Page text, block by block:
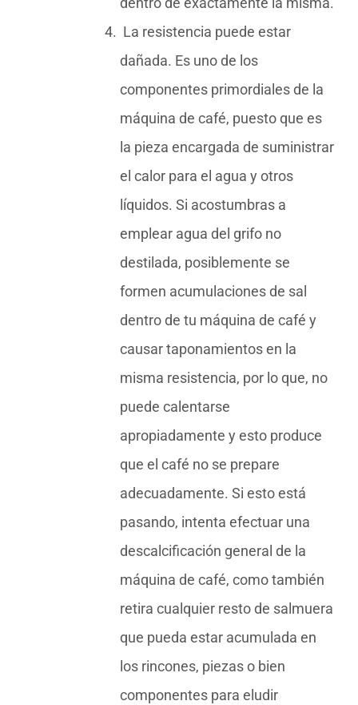
La resistencia puede estar
dañada. Es uno de los
componentes primordiales de la
máquina de café, puesto que es
la pieza encargada de suministrar
el calor para el agua y otros
líquidos. Si acostumbras a
emplear agua del grifo no
destilada, posiblemente se
formen acumulaciones de sal
dentro de tu máquina de café y
causar taponamientos en la
misma resistencia, por lo que, no
puede calentarse
apropiadamente y esto produce
que el café no se prepare
adecuadamente. Si esto está
pasando, intenta efectuar una
descalcificación general de la
máquina de café, como también
retira cualquier resto de salmuera
que pueda estar acumulada en
los rincones, piezas o bien
componentes para eludir